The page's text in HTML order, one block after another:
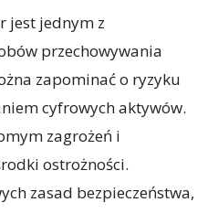
jest jednym z
przechowywania
zapominać o ryzyku
cyfrowych aktywów.
zagrożeń i
ostrożności.
zasad bezpieczeństwa,